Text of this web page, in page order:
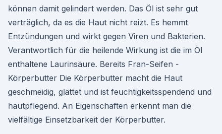
können damit gelindert werden. Das Öl ist sehr gut
verträglich, da es die Haut nicht reizt. Es hemmt
Entzündungen und wirkt gegen Viren und Bakterien.
Verantwortlich für die heilende Wirkung ist die im Öl
enthaltene Laurinsäure. Bereits Fran-Seifen -
Körperbutter Die Körperbutter macht die Haut
geschmeidig, glättet und ist feuchtigkeitsspendend und
hautpflegend. An Eigenschaften erkennt man die
vielfältige Einsetzbarkeit der Körperbutter.